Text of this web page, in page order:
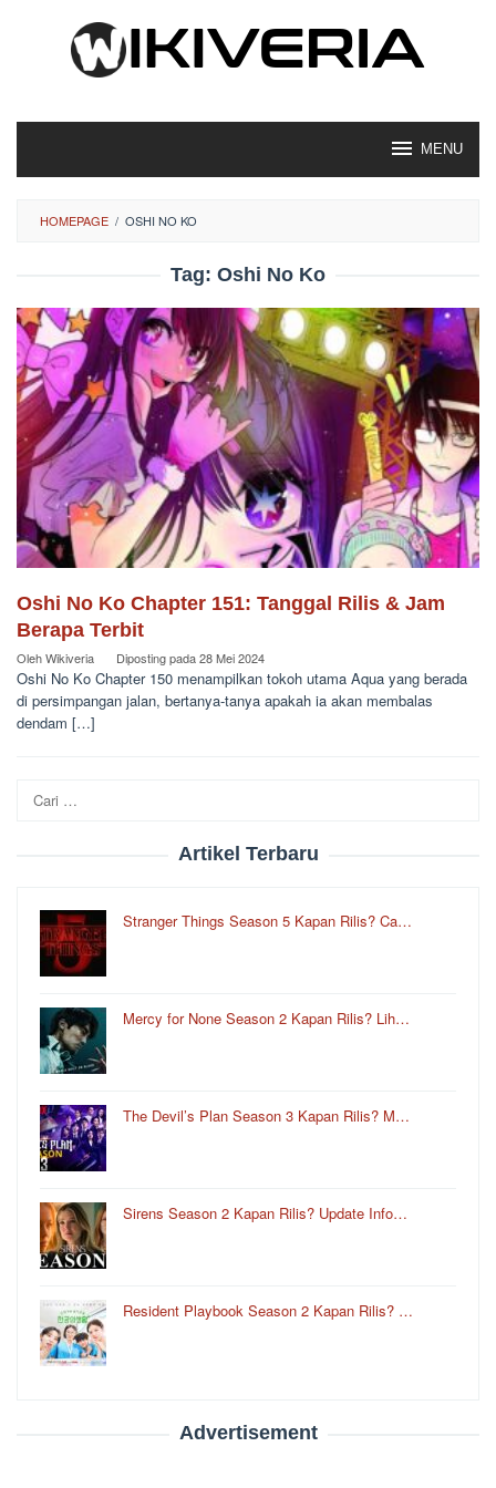
MENU
HOMEPAGE / OSHI NO KO
Tag: Oshi No Ko
Oshi No Ko Chapter 151: Tanggal Rilis & Jam
Berapa Terbit
OlehWikiveria Diposting pada28 Mei 2024
Oshi No Ko Chapter 150 menampilkan tokoh utama Aqua yang berada
di persimpangan jalan, bertanya-tanya apakah ia akan membalas
dendam […]
untuk:
Artikel Terbaru
Stranger Things Season 5 Kapan Rilis? Ca…
Mercy for None Season 2 Kapan Rilis? Lih…
The Devil’s Plan Season 3 Kapan Rilis? M…
Sirens Season 2 Kapan Rilis? Update Info…
Resident Playbook Season 2 Kapan Rilis? …
Advertisement